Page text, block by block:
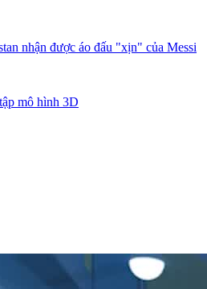
nhận được áo đấu "xịn" của Messi
mô hình 3D